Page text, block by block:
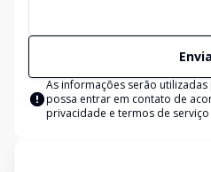
As informações serão
possa entrar em contato de
privacidade e termos de serviço